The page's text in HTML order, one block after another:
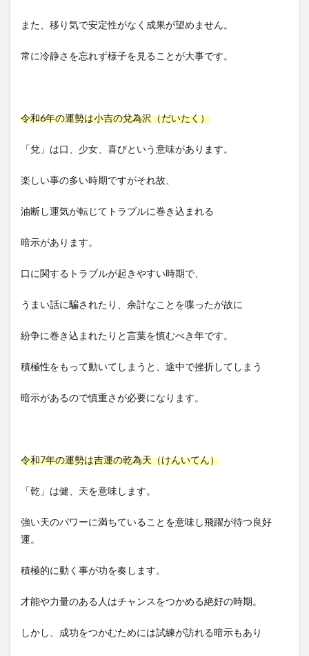
また、移り気で安定性がなく成果が望めません。
常に冷静さを忘れず様子を見ることが大事です。
令和6年の運勢は小吉の兌為沢（だいたく）
「兌」は口、少女、喜びという意味があります。
楽しい事の多い時期ですがそれ故、
油断し運気が転じてトラブルに巻き込まれる
暗示があります。
口に関するトラブルが起きやすい時期で、
うまい話に騙されたり、余計なことを喋ったが故に
紛争に巻き込まれたりと言葉を慎むべき年です。
積極性をもって動いてしまうと、途中で挫折してしまう
暗示があるので慎重さが必要になります。
令和7年の運勢は吉運の乾為天（けんいてん）
「乾」は健、天を意味します。
強い天のパワーに満ちていることを意味し飛躍が待つ良好
運。
積極的に動く事が功を奏します。
才能や力量のある人はチャンスをつかめる絶好の時期。
しかし、成功をつかむためには試練が訪れる暗示もあり